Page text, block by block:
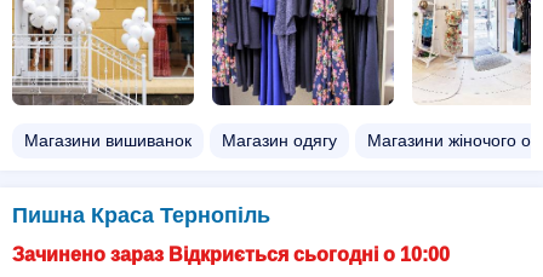
Магазини вишиванок Магазин одягу Магазини жіночого
Пишна Краса Тернопіль
Зачинено зараз Відкриється сьогодні о 10:00